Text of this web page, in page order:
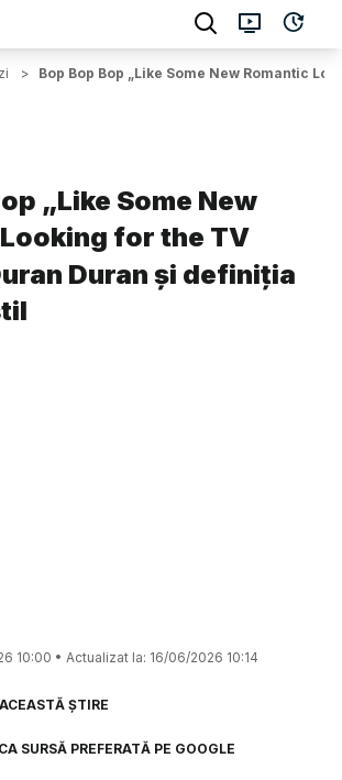
> Bop Bop Bop „Like Some New Romantic
„Like Some New
for the TV
Duran și definiția
10:00 • Actualizat la: 16/06/2026 10:14
ȘTIRE
SURSĂ PREFERATĂ PE GOOGLE